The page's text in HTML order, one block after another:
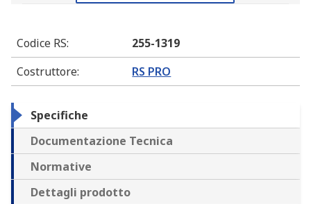
Codice RS:
255-1319
Costruttore: RS PRO
Specifiche
Documentazione Tecnica
Normative
Dettagli prodotto